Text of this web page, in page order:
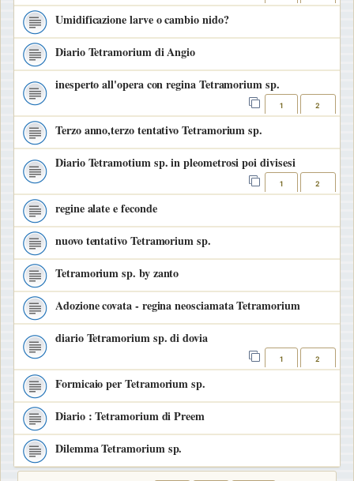
Umidificazione larve o cambio nido?
Diario Tetramorium di Angio
inesperto all'opera con regina Tetramorium sp.
1 2
Terzo anno,terzo tentativo Tetramorium sp.
Diario Tetramotium sp. in pleometrosi poi divisesi
1 2
regine alate e feconde
nuovo tentativo Tetramorium sp.
Tetramorium sp. by zanto
Adozione covata - regina neosciamata Tetramorium
diario Tetramorium sp. di dovia
1 2
Formicaio per Tetramorium sp.
Diario : Tetramorium di Preem
Dilemma Tetramorium sp.